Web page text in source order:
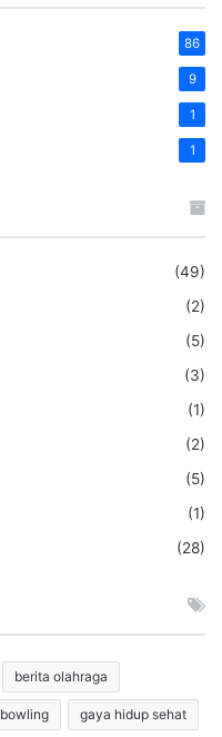
86
9
1
1
(49)
(2)
(5)
(3)
(1)
(2)
(5)
(1)
(28)
berita olahraga
bowling gaya hidup sehat